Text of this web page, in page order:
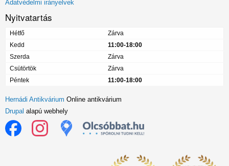
Adatvédelmi irányelvek
Nyitvatartás
Hétfő
Zárva
Kedd
11:00-18:00
Szerda
Zárva
Csütörtök
Zárva
Péntek
11:00-18:00
Hernádi Antikvárium Online antikvárium
Drupal alapú webhely